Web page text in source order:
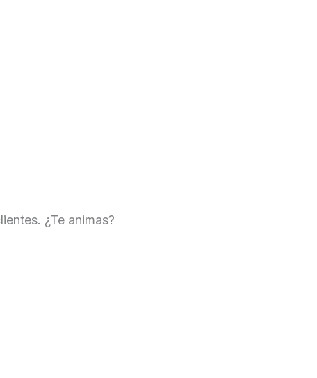
¿Te animas?